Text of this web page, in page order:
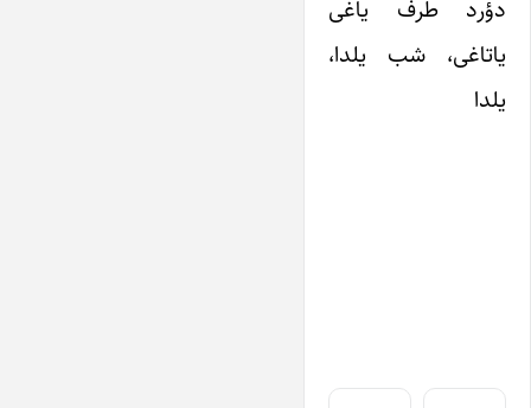
دؤرد طرف یاغی
یاتاغی، شب یلدا،
یلدا